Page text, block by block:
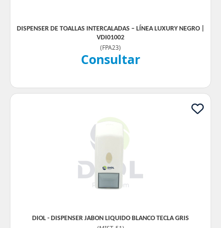
DISPENSER DE TOALLAS INTERCALADAS – LÍNEA LUXURY NEGRO |
VDI01002
(FPA23)
Consultar
DIOL - DISPENSER JABON LIQUIDO BLANCO TECLA GRIS